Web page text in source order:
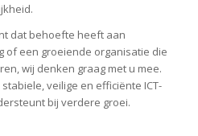
dat behoefte heeft aan
of een groeiende organisatie die
wij denken graag met u mee.
veilige en efficiënte ICT-
bij verdere groei.